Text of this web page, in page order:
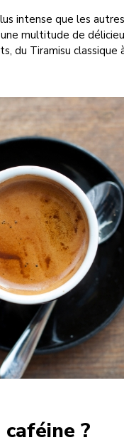
intense que les
multitude de
du Tiramisu classique
?